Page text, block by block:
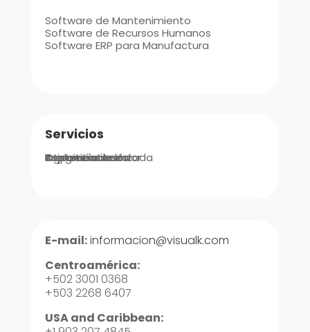
Software de Mantenimiento
Software de Recursos Humanos
Software ERP para Manufactura
Servicios
Integraciones
Implementación
Ingeniería de Valor
Asistencia Avanzada
Soporte
Capacitaciones
E-mail:informacion@visualk.com
Centroamérica:
+502 3001 0368
+503 2268 6407
USA and Caribbean: